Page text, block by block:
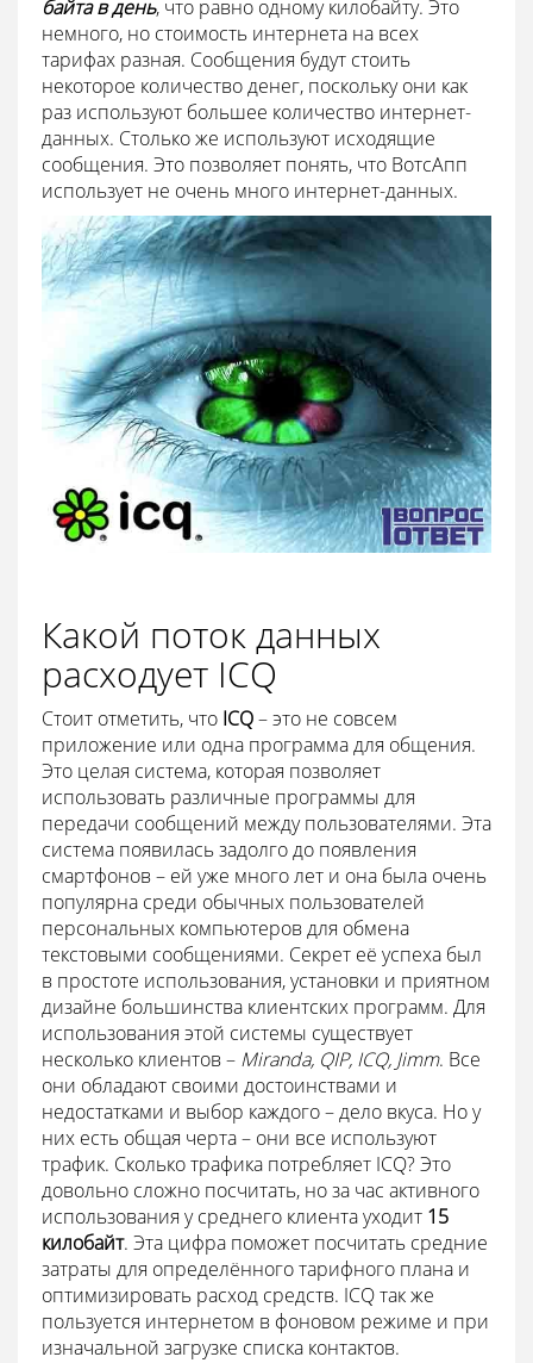
байта в день, что равно одному килобайту. Это
немного, но стоимость интернета на всех
тарифах разная. Сообщения будут стоить
некоторое количество денег, поскольку они как
раз используют большее количество интернет-
данных. Столько же используют исходящие
сообщения. Это позволяет понять, что ВотсАпп
использует не очень много интернет-данных.
Какой поток данных
расходует ICQ
Стоит отметить, что ICQ– это не совсем
приложение или одна программа для общения.
Это целая система, которая позволяет
использовать различные программы для
передачи сообщений между пользователями. Эта
система появилась задолго до появления
смартфонов – ей уже много лет и она была очень
популярна среди обычных пользователей
персональных компьютеров для обмена
текстовыми сообщениями. Секрет её успеха был
в простоте использования, установки и приятном
дизайне большинства клиентских программ. Для
использования этой системы существует
несколько клиентов – Miranda, QIP, ICQ, Jimm. Все
они обладают своими достоинствами и
недостатками и выбор каждого – дело вкуса. Но у
них есть общая черта – они все используют
трафик. Сколько трафика потребляет ICQ? Это
довольно сложно посчитать, но за час активного
использования у среднего клиента уходит 15
килобайт. Эта цифра поможет посчитать средние
затраты для определённого тарифного плана и
оптимизировать расход средств. ICQ так же
пользуется интернетом в фоновом режиме и при
изначальной загрузке списка контактов.